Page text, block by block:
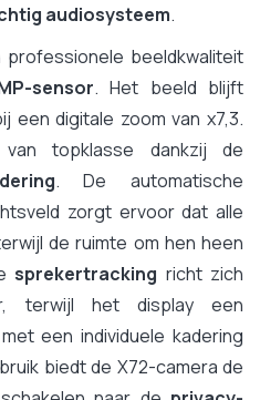
audiosysteem.
beeldkwaliteit
sensor. Het beeld blijft
een digitale zoom van x7,3.
topklasse dankzij de
. De automatische
zorgt ervoor dat alle
de ruimte om hen heen
sprekertracking richt zich
terwijl het display een
een individuele kadering
biedt de X72-camera de